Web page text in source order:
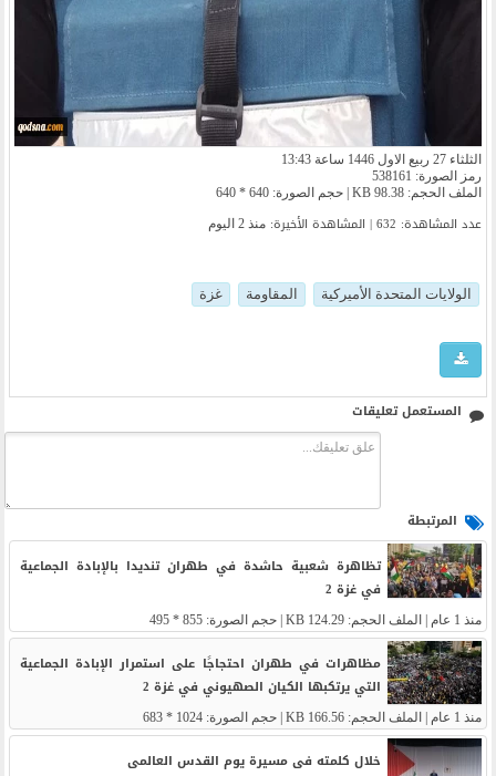
الثلثاء 27 ربيع الاول 1446 ساعة 13:43
رمز الصورة: 538161
الملف الحجم: 98.38 KB | حجم الصورة: 640 * 640
عدد المشاهدة: 632 | المشاهدة الأخیرة: منذ 2 اليوم
الولايات المتحدة الأميركية المقاومة غزة
المستعمل تعليقات
المرتبطة
تظاهرة شعبية حاشدة في طهران تنديدا بالإبادة الجماعية
في غزة 2
منذ 1 عام | الملف الحجم: 124.29 KB | حجم الصورة: 855 * 495
مظاهرات في طهران احتجاجًا على استمرار الإبادة الجماعية
التي يرتكبها الكيان الصهيوني في غزة 2
منذ 1 عام | الملف الحجم: 166.56 KB | حجم الصورة: 1024 * 683
خلال کلمته فی مسیرة یوم القدس العالمی